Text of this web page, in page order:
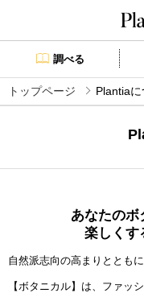
調べる
トップページ Plantiaに
あなたのボ
楽しくす
自然派志向の高まりととも
【ボタニカル】は、ファッ